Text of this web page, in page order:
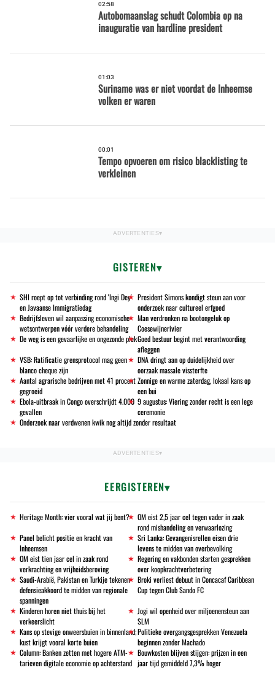
02:58
Autobomaanslag schudt Colombia op na
inauguratie van hardline president
01:03
Suriname was er niet voordat de Inheemse
volken er waren
00:01
Tempo opvoeren om risico blacklisting te
verkleinen
GISTEREN
SHI roept op tot verbinding rond 'Ingi Dey'
en Javaanse Immigratiedag
President Simons kondigt steun aan voor
onderzoek naar cultureel erfgoed
Bedrijfsleven wil aanpassing economische
wetsontwerpen vóór verdere behandeling
Man verdronken na bootongeluk op
Coesewijnerivier
De weg is een gevaarlijke en ongezonde plekGoed bestuur begint met verantwoording
afleggen
VSB: Ratificatie grensprotocol mag geen
blanco cheque zijn
DNA dringt aan op duidelijkheid over
oorzaak massale vissterfte
Aantal agrarische bedrijven met 41 procent
gegroeid
Zonnige en warme zaterdag, lokaal kans op
een bui
Ebola-uitbraak in Congo overschrijdt 4.000
gevallen
9 augustus: Viering zonder recht is een lege
ceremonie
Onderzoek naar verdwenen kwik nog altijd zonder resultaat
EERGISTEREN
Heritage Month: vier vooral wat jij bent?
OM eist 2,5 jaar cel tegen vader in zaak
rond mishandeling en verwaarlozing
Panel belicht positie en kracht van
Inheemsen
Sri Lanka: Gevangenisrellen eisen drie
levens te midden van overbevolking
OM eist tien jaar cel in zaak rond
verkrachting en vrijheidsberoving
Regering en vakbonden starten gesprekken
over koopkrachtverbetering
Saudi-Arabië, Pakistan en Turkije tekenen
defensieakkoord te midden van regionale
spanningen
Broki verliest debuut in Concacaf Caribbean
Cup tegen Club Sando FC
Kinderen horen niet thuis bij het
verkeerslicht
Jogi wil openheid over miljoenensteun aan
SLM
Kans op stevige onweersbuien in binnenland;
kust krijgt vooral korte buien
Politieke overgangsgesprekken Venezuela
beginnen zonder Machado
Column: Banken zetten met hogere ATM-
tarieven digitale economie op achterstand
Bouwkosten blijven stijgen: prijzen in een
jaar tijd gemiddeld 7,3% hoger